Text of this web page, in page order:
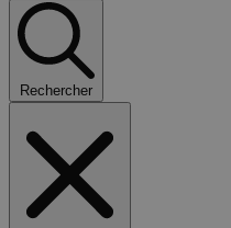
Rechercher